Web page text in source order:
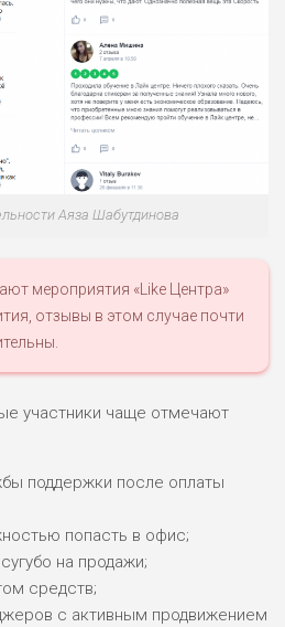
Аяза Шабутдинова
мероприятия «Like Центра»
отзывы в этом случае почти
участники чаще отмечают
поддержки после оплаты
попасть в офис;
на продажи;
средств;
с активным продвижением